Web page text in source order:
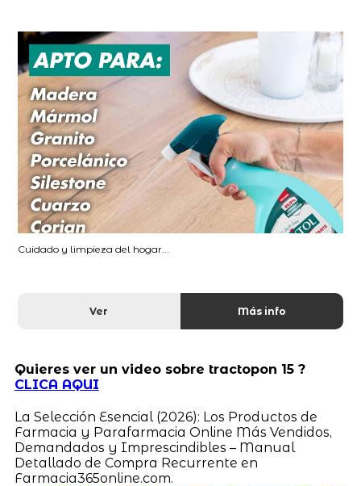
Cuidado y limpieza del hogar...
Ver Más info
Quieres ver un video sobre tractopon 15 ?
CLICA AQUI
La Selección Esencial (2026): Los Productos de
Farmacia y Parafarmacia Online Más Vendidos,
Demandados y Imprescindibles – Manual
Detallado de Compra Recurrente en
Farmacia365online.com.